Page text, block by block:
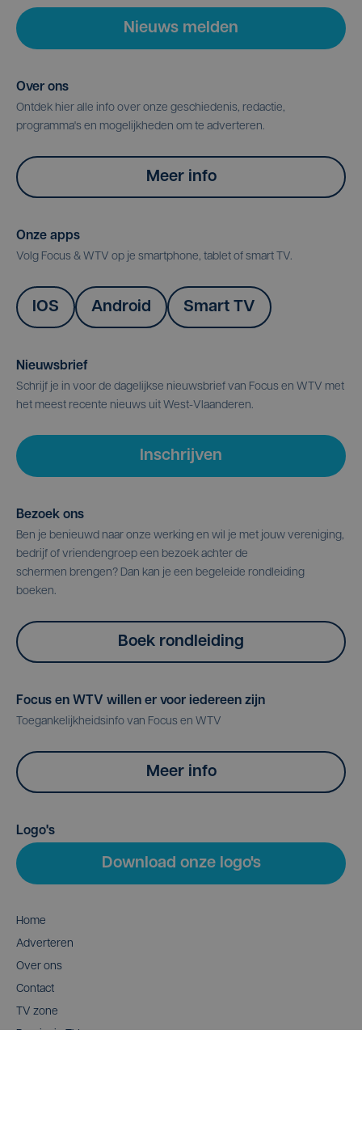
Nieuws melden
Over ons
Ontdek hier alle info over onze geschiedenis, redactie,
programma's en mogelijkheden om te adverteren.
Meer info
Onze apps
Volg Focus & WTV op je smartphone, tablet of smart TV.
IOS Android Smart TV
Nieuwsbrief
Schrijf je in voor de dagelijkse nieuwsbrief van Focus en WTV met
het meest recente nieuws uit West-Vlaanderen.
Inschrijven
Bezoek ons
Ben je benieuwd naar onze werking en wil je met jouw vereniging,
bedrijf of vriendengroep een bezoek achter de
schermen brengen? Dan kan je een begeleide rondleiding
boeken.
Boek rondleiding
Focus en WTV willen er voor iedereen zijn
Toegankelijkheidsinfo van Focus en WTV
Meer info
Logo's
Download onze logo's
Home
Adverteren
Over ons
Contact
TV zone